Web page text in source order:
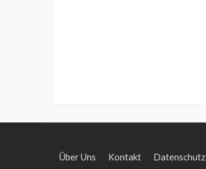
Über Uns Kontakt Datenschutz